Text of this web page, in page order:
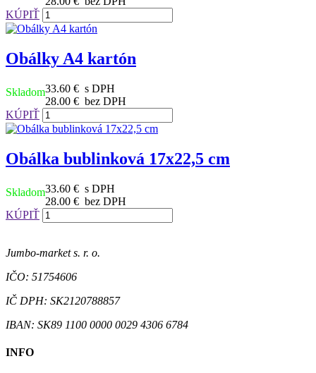
KÚPIŤ
Obálky A4 kartón
Skladom33.60 € s DPH
28.00 € bez DPH
KÚPIŤ
Obálka bublinková 17x22,5 cm
Skladom33.60 € s DPH
28.00 € bez DPH
KÚPIŤ
Jumbo-market s. r. o.
IČO: 51754606
IČ DPH: SK2120788857
IBAN: SK89 1100 0000 0029 4306 6784
INFO